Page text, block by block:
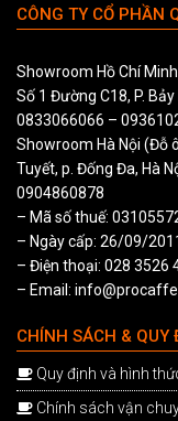
CÔNG TY CỔ PHẦN
Showroom Hồ Chí
Số 1 Đường C18, P.
0833066066 –
Showroom Hà Nội (Đỗ
Tuyết, p. Đống Đa, Hà
0904860878
– Mã số thuế:
– Ngày cấp: 26/09/
– Điện thoại: 028 3526
– Email:
CHÍNH SÁCH & QUY
Quy định và hình
Chính sách vận